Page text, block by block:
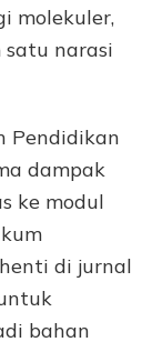
molekuler,
satu narasi
Pendidikan
dampak
ke modul
di jurnal
bahan